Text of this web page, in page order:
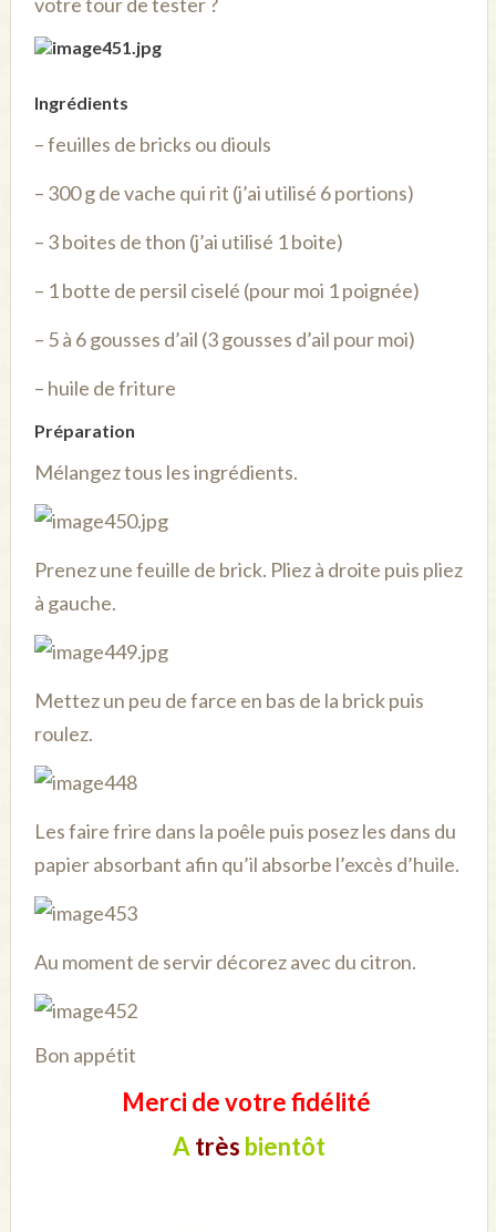
Ingrédients
– feuilles de bricks ou diouls
– 300 g de vache qui rit (j’ai utilisé 6 portions)
– 3 boites de thon (j’ai utilisé 1 boite)
– 1 botte de persil ciselé (pour moi 1 poignée)
– 5 à 6 gousses d’ail (3 gousses d’ail pour moi)
– huile de friture
Préparation
Mélangez tous les ingrédients.
Prenez une feuille de brick. Pliez à droite puis pliez
à gauche.
Mettez un peu de farce en bas de la brick puis
roulez.
Les faire frire dans la poêle puis posez les dans du
papier absorbant afin qu’il absorbe l’excès d’huile.
Au moment de servir décorez avec du citron.
Bon appétit
Merci de votre fidélité
A très bientôt